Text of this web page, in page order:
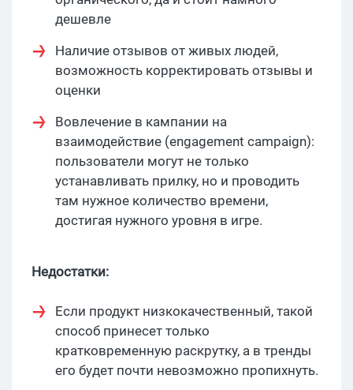
дешевле
Наличие отзывов от живых людей,
возможность корректировать отзывы и
оценки
Вовлечение в кампании на
взаимодействие (engagement campaign):
пользователи могут не только
устанавливать прилку, но и проводить
там нужное количество времени,
достигая нужного уровня в игре.
Недостатки:
Если продукт низкокачественный, такой
способ принесет только
кратковременную раскрутку, а в тренды
его будет почти невозможно пропихнуть.